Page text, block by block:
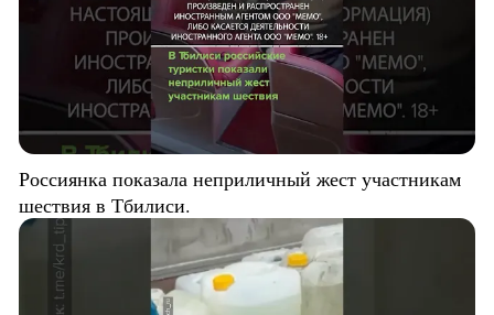
Россиянка показала неприличный жест участникам
шествия в Тбилиси.